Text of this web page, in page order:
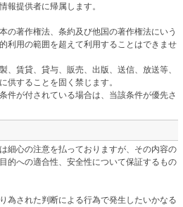
報提供者に帰属します。
の著作権法、条約及び他国の著作権法にいう
利用の範囲を超えて利用することはできませ
、賃貸、貸与、販売、出版、送信、放送等、
供することを固く禁じます。
件が付されている場合は、当該条件が優先さ
細心の注意を払っておりますが、その内容の
的への適合性、安全性について保証するもの
為された判断による行為で発生したいかなる